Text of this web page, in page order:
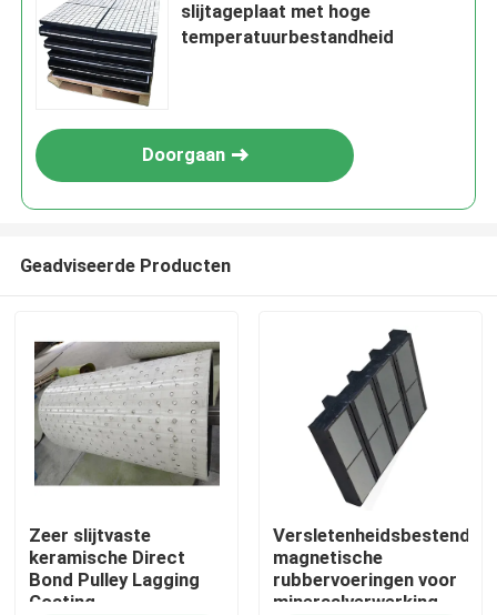
slijtageplaat met hoge
temperatuurbestandheid
Doorgaan
Geadviseerde Producten
Zeer slijtvaste
keramische Direct
Bond Pulley Lagging
Coating
Versletenheidsbestendige
magnetische
rubbervoeringen voor
mineraalverwerking